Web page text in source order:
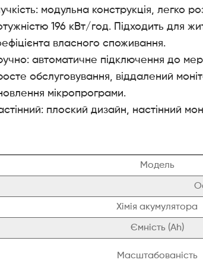
модульна конструкція,
196 кВт/год. Підходить для
власного споживання.
автоматичне підключення до
обслуговування, віддалений
мікропрограми.
плоский дизайн, настінний
Модель
Хімія акумулятора
Ємність (Ah)
Масштабованість